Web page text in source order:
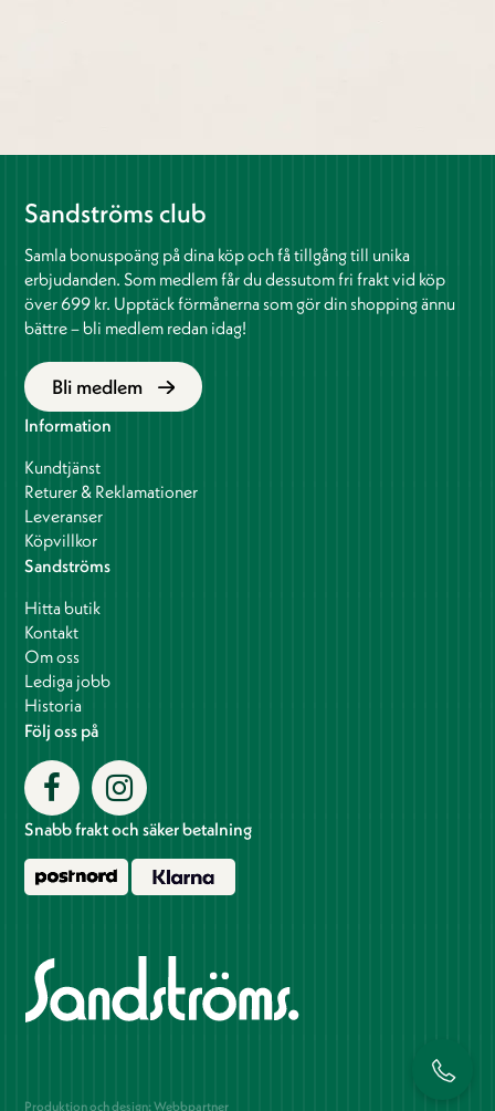
Sandströms club
Samla bonuspoäng på dina köp och få tillgång till unika
erbjudanden. Som medlem får du dessutom fri frakt vid köp
över 699 kr. Upptäck förmånerna som gör din shopping ännu
bättre – bli medlem redan idag!
Bli medlem
Information
Kundtjänst
Returer & Reklamationer
Leveranser
Köpvillkor
Sandströms
Hitta butik
Kontakt
Om oss
Lediga jobb
Historia
Följ oss på
Snabb frakt och säker betalning
Produktion och design: Webbpartner